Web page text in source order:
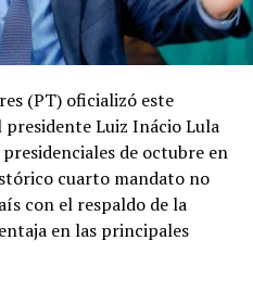
(PT) oficializó este
Luiz Inácio Lula
de octubre en
cuarto mandato no
con el respaldo de la
en las principales